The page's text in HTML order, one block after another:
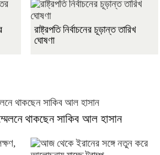
রাষ্ট্রপতি নির্বাচনের চূড়ান্ত তারিখ
ঘোষণা
থাকছেন সাকিব আল হাসান